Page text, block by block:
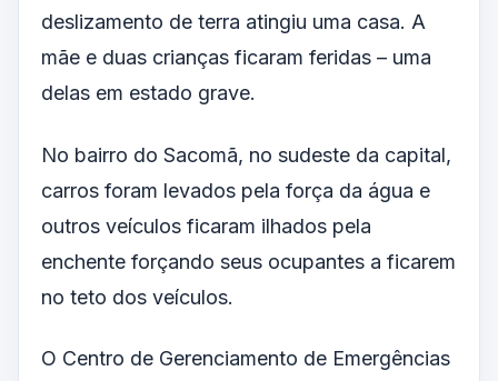
deslizamento de terra atingiu uma casa. A
mãe e duas crianças ficaram feridas – uma
delas em estado grave.
No bairro do Sacomã, no sudeste da capital,
carros foram levados pela força da água e
outros veículos ficaram ilhados pela
enchente forçando seus ocupantes a ficarem
no teto dos veículos.
O Centro de Gerenciamento de Emergências